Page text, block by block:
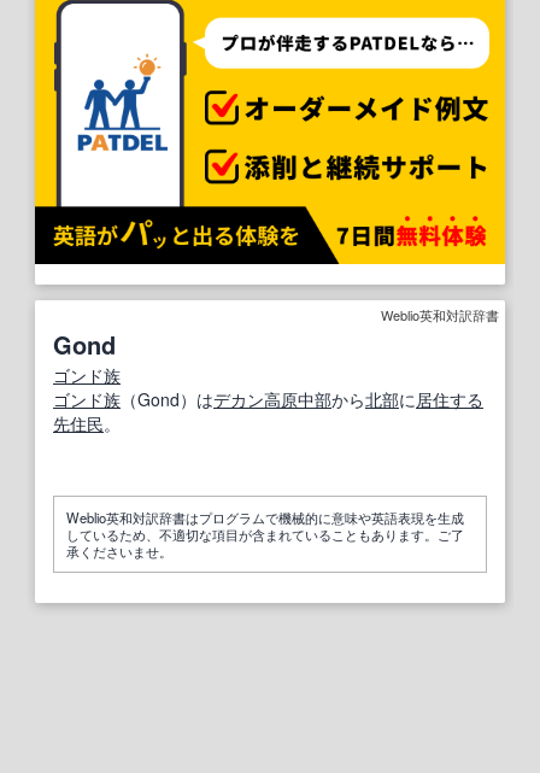
Weblio英和対訳辞書
Gond
ゴンド族
ゴンド族 （Gond）はデカン高原中部から北部に居住する
先住民。
Weblio英和対訳辞書はプログラムで機械的に意味や英語表現を生成
しているため、不適切な項目が含まれていることもあります。ご了
承くださいませ。